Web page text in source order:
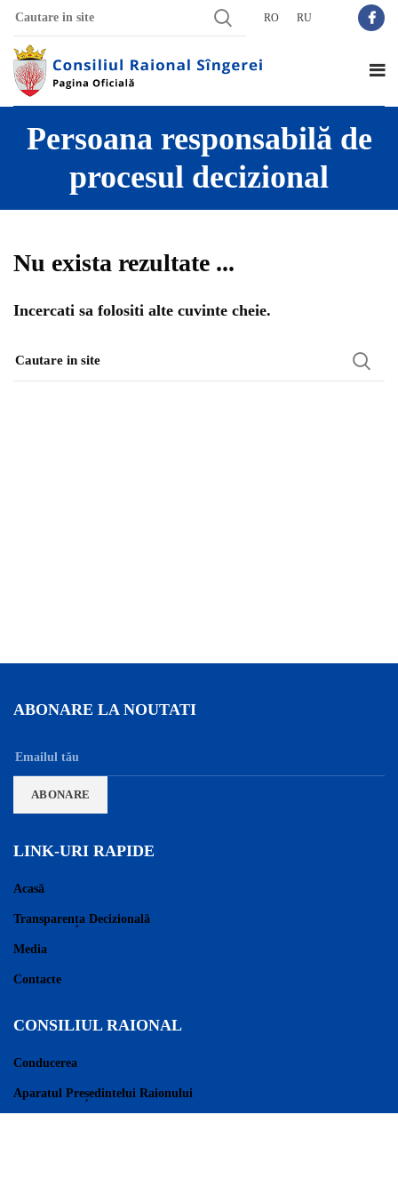
RO RU
Persoana responsabilă de
procesul decizional
Nu exista rezultate ...
Incercati sa folositi alte cuvinte cheie.
ABONARE LA NOUTATI
LINK-URI RAPIDE
Acasă
Transparența Decizională
Media
Contacte
CONSILIUL RAIONAL
Conducerea
Aparatul Președintelui Raionului